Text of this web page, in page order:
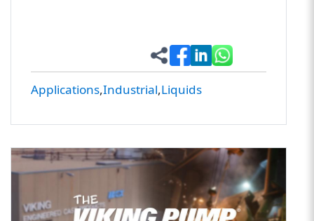
Applications Industrial Liquids